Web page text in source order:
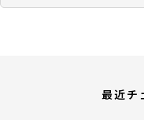
最近チ